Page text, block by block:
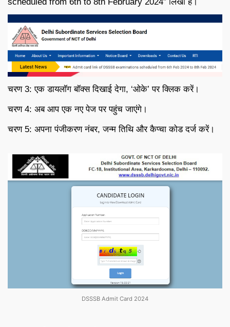
चरण 3: एक डायलॉग बॉक्स दिखाई देगा, ‘ओके’ पर क्लिक करें।
चरण 4: अब आप एक नए पेज पर पहुंच जाएंगे।
चरण 5: अपना पंजीकरण नंबर, जन्म तिथि और कैप्चा कोड दर्ज करें।
DSSSB Admit Card 2024